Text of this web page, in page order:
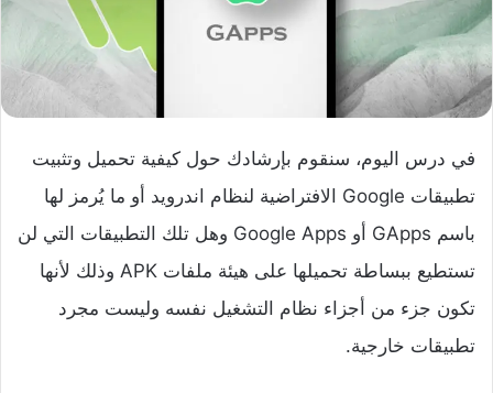
في درس اليوم، سنقوم بإرشادك حول كيفية تحميل وتثبيت
تطبيقات Google الافتراضية لنظام اندرويد أو ما يُرمز لها
باسم GApps أو Google Apps وهل تلك التطبيقات التي لن
تستطيع ببساطة تحميلها على هيئة ملفات APK وذلك لأنها
تكون جزء من أجزاء نظام التشغيل نفسه وليست مجرد
تطبيقات خارجية.